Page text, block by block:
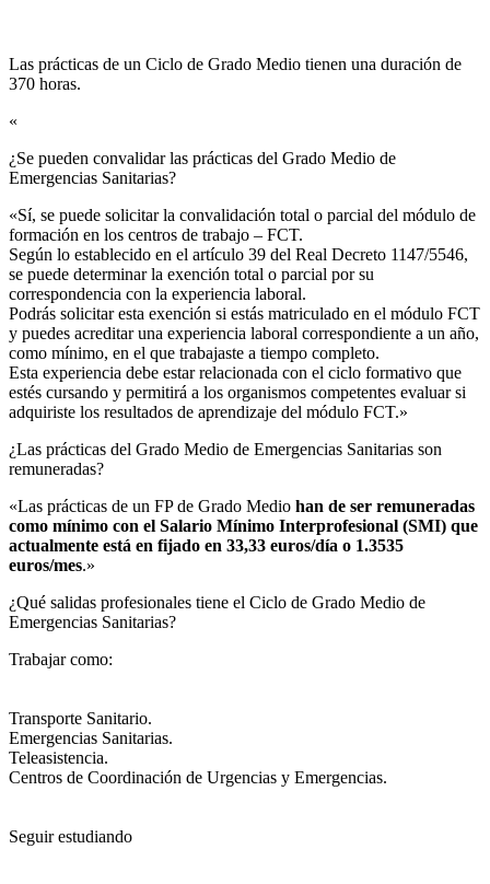
Las prácticas de un Ciclo de Grado Medio tienen una duración de
370 horas.
«
¿Se pueden convalidar las prácticas del Grado Medio de
Emergencias Sanitarias?​
«Sí, se puede solicitar la convalidación total o parcial del módulo de
formación en los centros de trabajo – FCT.
Según lo establecido en el artículo 39 del Real Decreto 1147/5546,
se puede determinar la exención total o parcial por su
correspondencia con la experiencia laboral.
Podrás solicitar esta exención si estás matriculado en el módulo FCT
y puedes acreditar una experiencia laboral correspondiente a un año,
como mínimo, en el que trabajaste a tiempo completo.
Esta experiencia debe estar relacionada con el ciclo formativo que
estés cursando y permitirá a los organismos competentes evaluar si
adquiriste los resultados de aprendizaje del módulo FCT.»
¿Las prácticas del Grado Medio de Emergencias Sanitarias son
remuneradas?​
«Las prácticas de un FP de Grado Medio han de ser remuneradas
como mínimo con el Salario Mínimo Interprofesional (SMI) que
actualmente está en fijado en 33,33 euros/día o 1.3535
euros/mes.»
¿Qué salidas profesionales tiene el Ciclo de Grado Medio de
Emergencias Sanitarias?​
Trabajar como:
Transporte Sanitario.
Emergencias Sanitarias.
Teleasistencia.
Centros de Coordinación de Urgencias y Emergencias.
Seguir estudiando